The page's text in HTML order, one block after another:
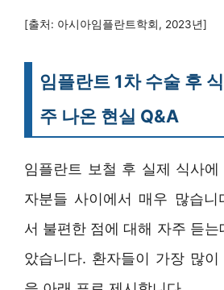
[출처: 아시아임플란트학회, 2023년]
임플란트 1차 수술 후
주 나온 현실 Q&A
임플란트 보철 후 실제 식사
자분들 사이에서 매우 많습니
서 불편한 점에 대해 자주 듣는
았습니다. 환자들이 가장 많